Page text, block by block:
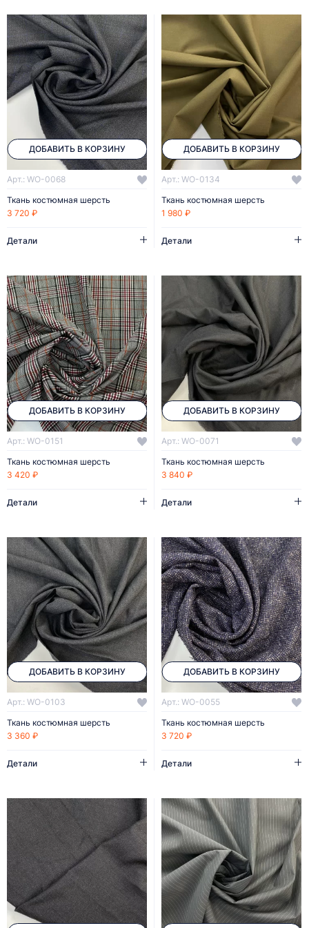
ДОБАВИТЬ В КОРЗИНУ
Арт.: WO-0068
Ткань костюмная шерсть
3 720 ₽
Детали
ДОБАВИТЬ В КОРЗИНУ
Арт.: WO-0134
Ткань костюмная шерсть
1 980 ₽
Детали
ДОБАВИТЬ В КОРЗИНУ
Арт.: WO-0151
Ткань костюмная шерсть
3 420 ₽
Детали
ДОБАВИТЬ В КОРЗИНУ
Арт.: WO-0071
Ткань костюмная шерсть
3 840 ₽
Детали
ДОБАВИТЬ В КОРЗИНУ
Арт.: WO-0103
Ткань костюмная шерсть
3 360 ₽
Детали
ДОБАВИТЬ В КОРЗИНУ
Арт.: WO-0055
Ткань костюмная шерсть
3 720 ₽
Детали